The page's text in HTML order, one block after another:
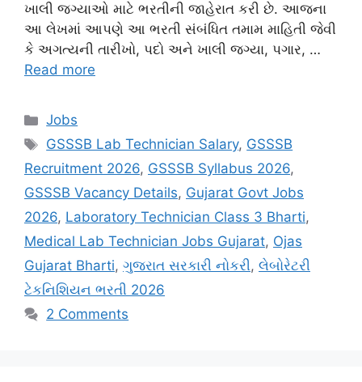
ખાલી જગ્યાઓ માટે ભરતીની જાહેરાત કરી છે. આજના
આ લેખમાં આપણે આ ભરતી સંબંધિત તમામ માહિતી જેવી
કે અગત્યની તારીખો, પદો અને ખાલી જગ્યા, પગાર, …
Read more
Categories
Jobs
Tags
GSSSB Lab Technician Salary, GSSSB
Recruitment 2026, GSSSB Syllabus 2026,
GSSSB Vacancy Details, Gujarat Govt Jobs
2026, Laboratory Technician Class 3 Bharti,
Medical Lab Technician Jobs Gujarat, Ojas
Gujarat Bharti, ગુજરાત સરકારી નોકરી, લેબોરેટરી
ટેકનિશિયન ભરતી 2026
2 Comments